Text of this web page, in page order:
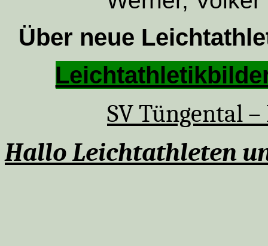
Über neue
SV Tüngental
Hallo Leichtathleten